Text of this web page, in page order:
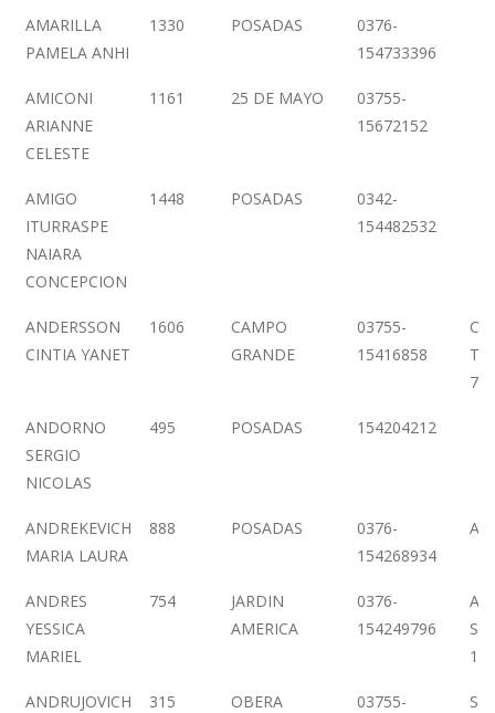
AMARILLA
PAMELA ANHI
1330 POSADAS
0376-
154733396
AMICONI
ARIANNE
CELESTE
1161 25 DE MAYO
03755-
15672152
AMIGO
ITURRASPE
NAIARA
CONCEPCION
1448 POSADAS
0342-
154482532
ANDERSSON
CINTIA YANET
1606
CAMPO
GRANDE
03755-
15416858
760
ANDORNO
SERGIO
NICOLAS
495 POSADAS 154204212
ANDREKEVICH
MARIA LAURA
888 POSADAS
0376-
154268934
ANDRES
YESSICA
MARIEL
754
JARDIN
AMERICA
0376-
154249796
AV.
161
ANDRUJOVICH
315 OBERA
03755-